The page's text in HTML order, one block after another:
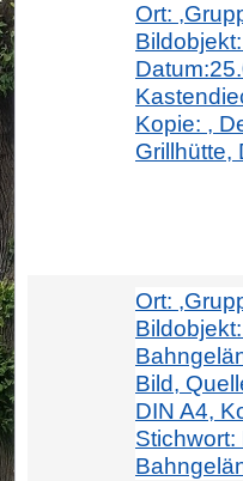
Ort:
Kopie: ,
Grillhütte,
Ort:
Bild,
DIN A4,